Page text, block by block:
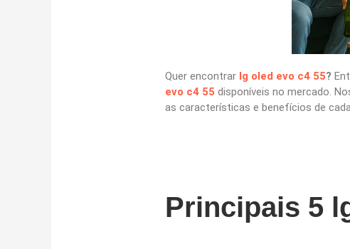
Quer encontrar lg oled evo c4 55?
evo c4 55 disponíveis no mercado.
as características e benefícios de
Principais 5